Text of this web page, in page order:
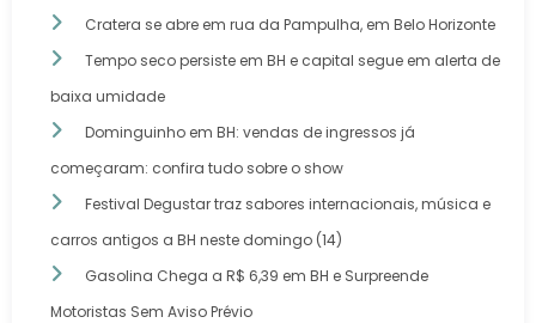
Cratera se abre em rua da Pampulha, em Belo Horizonte
Tempo seco persiste em BH e capital segue em alerta de
baixa umidade
Dominguinho em BH: vendas de ingressos já
começaram: confira tudo sobre o show
Festival Degustar traz sabores internacionais, música e
carros antigos a BH neste domingo (14)
Gasolina Chega a R$ 6,39 em BH e Surpreende
Motoristas Sem Aviso Prévio